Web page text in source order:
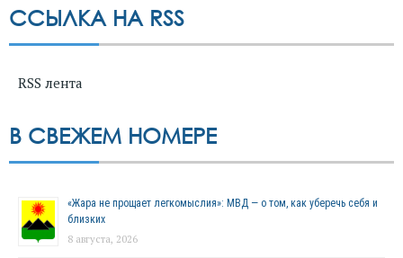
ССЫЛКА НА RSS
RSS лента
В СВЕЖЕМ НОМЕРЕ
«Жара не прощает легкомыслия»: МВД — о том, как уберечь себя и
близких
8 августа, 2026